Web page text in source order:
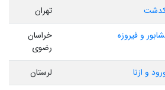
تهران
و فیروزه
خراسان
رضوی
و ازنا
لرستان